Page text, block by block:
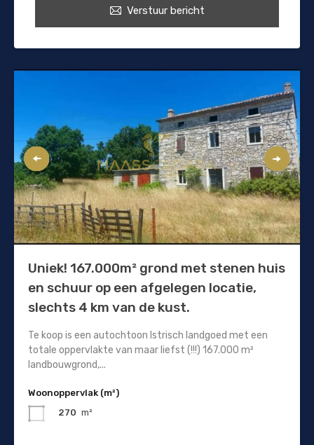
Verstuur bericht
Uniek! 167.000m² grond met stenen huis
en schuur op een afgelegen locatie,
slechts 4 km van de kust.
Te koop is een autochtoon Istrisch landgoed met een
totale oppervlakte van maar liefst (!!!) 167.000 m²
landbouwgrond,...
Woonoppervlak (m²)
270 m²